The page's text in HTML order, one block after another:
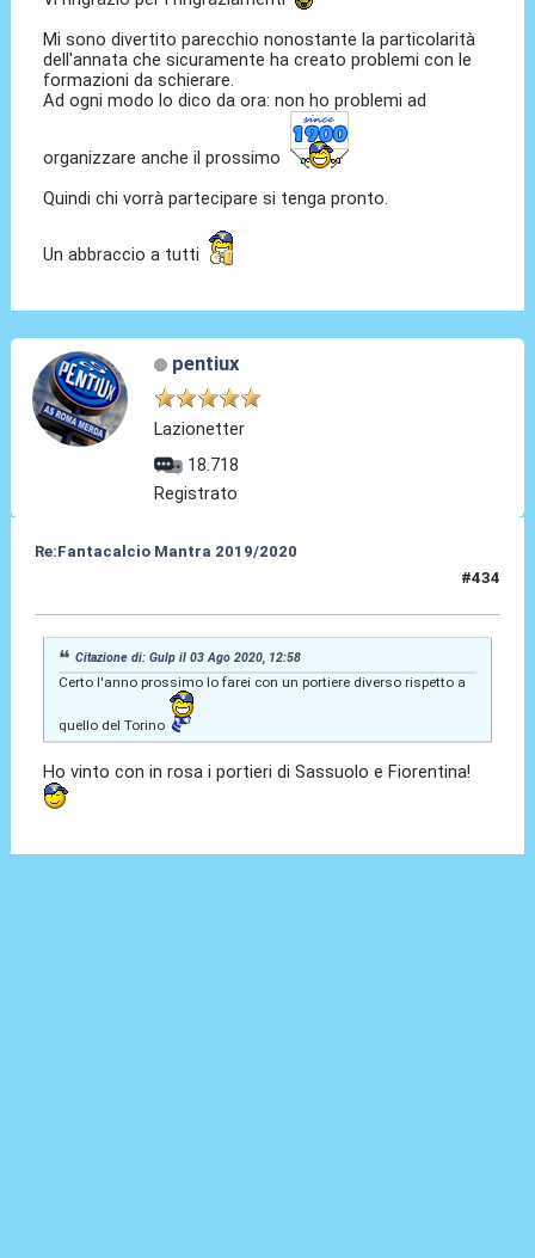
Mi sono divertito parecchio nonostante la particolarità
dell'annata che sicuramente ha creato problemi con le
formazioni da schierare.
Ad ogni modo lo dico da ora: non ho problemi ad
organizzare anche il prossimo
Quindi chi vorrà partecipare si tenga pronto.
Un abbraccio a tutti
pentiux
Lazionetter
18.718
Registrato
Re:Fantacalcio Mantra 2019/2020
#434
Citazione di: Gulp il 03 Ago 2020, 12:58
Certo l'anno prossimo lo farei con un portiere diverso rispetto a
quello del Torino
Ho vinto con in rosa i portieri di Sassuolo e Fiorentina!